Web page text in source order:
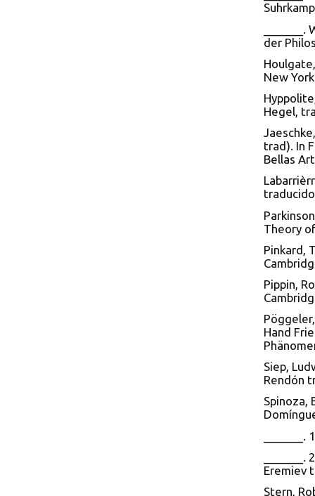
der
New
Hegel,
trad). In
Bellas
Theory
Pinkard,
Pippin,
Hand
Siep,
Rendón
Spinoza,
Eremiev
Stern,